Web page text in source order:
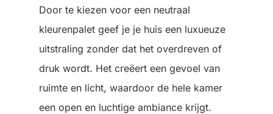
Door te kiezen voor een neutraal
kleurenpalet geef je je huis een luxueuze
uitstraling zonder dat het overdreven of
druk wordt. Het creëert een gevoel van
ruimte en licht, waardoor de hele kamer
een open en luchtige ambiance krijgt.